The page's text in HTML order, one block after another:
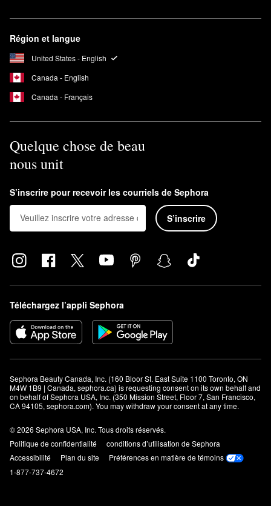
Région et langue
United States - English
Canada - English
Canada - Français
Quelque chose de beau
nous unit
S’inscrire pour recevoir les courriels de Sephora
S’inscrire
Téléchargez l’appli Sephora
Sephora Beauty Canada, Inc. (160 Bloor St. East Suite 1100 Toronto, ON
M4W 1B9 | Canada, sephora.ca) is requesting consent on its own behalf and
on behalf of Sephora USA, Inc. (350 Mission Street, Floor 7, San Francisco,
CA 94105, sephora.com). You may withdraw your consent at any time.
© 2026 Sephora USA, Inc. Tous droits réservés.
Politique de confidentialité
conditions d’utilisation de Sephora
Accessibilité
Plan du site
Préférences en matière de témoins
1-877-737-4672